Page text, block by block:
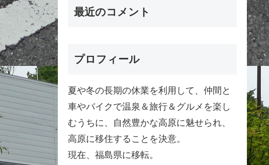
最近のコメント
プロフィール
夏や冬の長期の休業を利用して、仲間と
車やバイクで温泉＆旅行＆グルメを楽し
むうちに、自然豊かな高原に魅せられ、
高原に移住することを決意。
現在、福島県に移転。